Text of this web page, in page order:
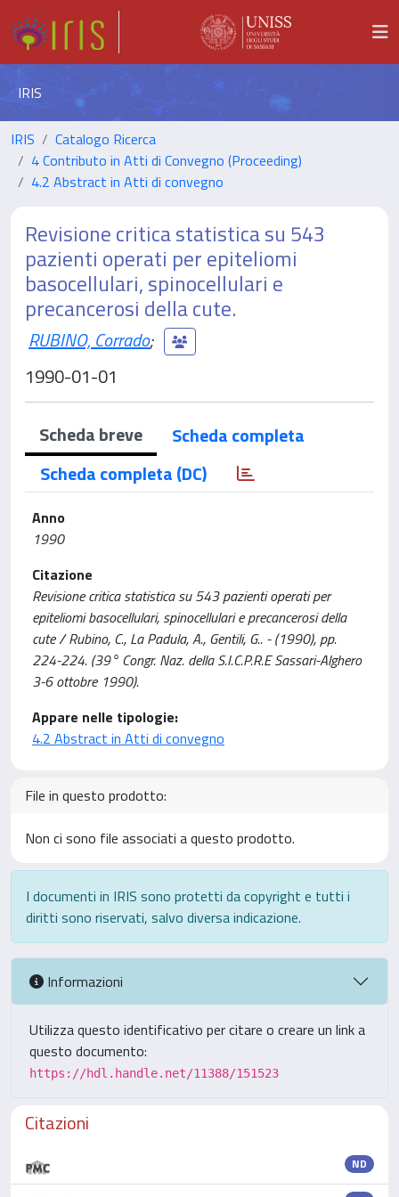
IRIS
IRIS
Catalogo Ricerca
4 Contributo in Atti di Convegno (Proceeding)
4.2 Abstract in Atti di convegno
Revisione critica statistica su 543
pazienti operati per epiteliomi
basocellulari, spinocellulari e
precancerosi della cute.
RUBINO, Corrado;
1990-01-01
Scheda breve
Scheda completa
Scheda completa (DC)
Anno
1990
Citazione
Revisione critica statistica su 543 pazienti operati per
epiteliomi basocellulari, spinocellulari e precancerosi della
cute / Rubino, C., La Padula, A., Gentili, G.. - (1990), pp.
224-224. (39° Congr. Naz. della S.I.C.P.R.E Sassari-Alghero
3-6 ottobre 1990).
Appare nelle tipologie:
4.2 Abstract in Atti di convegno
File in questo prodotto:
Non ci sono file associati a questo prodotto.
I documenti in IRIS sono protetti da copyright e tutti i
diritti sono riservati, salvo diversa indicazione.
Informazioni
Utilizza questo identificativo per citare o creare un link a
questo documento:
https://hdl.handle.net/11388/151523
Citazioni
ND